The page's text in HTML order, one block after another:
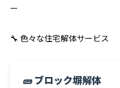
—
🔧 色々な住宅解体サービス
🧱 ブロック塀解体